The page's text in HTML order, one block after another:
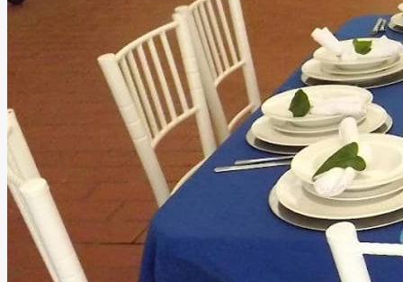
La Hacienda de Don Reyes